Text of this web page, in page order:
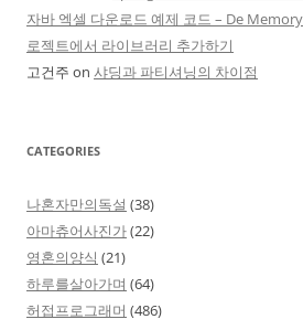
자바 엑셀 다운로드 예제 코드 – De Memory
로젝트에서 라이브러리 추가하기
고건주 on 샤딩과 파티셔닝의 차이점
CATEGORIES
나혼자만의독설 (38)
아마츄어사진가(22)
영혼의양식 (21)
하루를살아가며 (64)
허접프로그래머 (486)